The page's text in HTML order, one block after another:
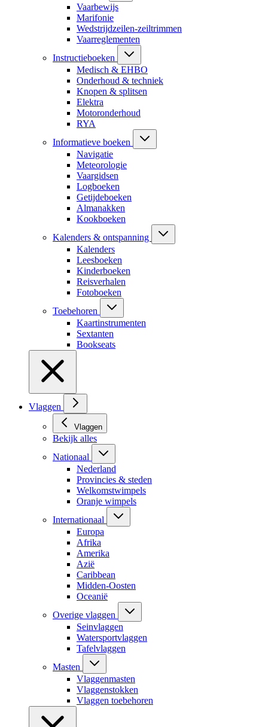
Vaarbewijs
Marifonie
Wedstrijdzeilen-zeiltrimmen
Vaarreglementen
Instructieboeken
Medisch & EHBO
Onderhoud & techniek
Knopen & splitsen
Elektra
Motoronderhoud
RYA
Informatieve boeken
Navigatie
Meteorologie
Vaargidsen
Logboeken
Getijdeboeken
Almanakken
Kookboeken
Kalenders & ontspanning
Kalenders
Leesboeken
Kinderboeken
Reisverhalen
Fotoboeken
Toebehoren
Kaartinstrumenten
Sextanten
Bookseats
Vlaggen
Vlaggen
Bekijk alles
Nationaal
Nederland
Provincies & steden
Welkomstwimpels
Oranje wimpels
Internationaal
Europa
Afrika
Amerika
Azië
Caribbean
Midden-Oosten
Oceanië
Overige vlaggen
Seinvlaggen
Watersportvlaggen
Tafelvlaggen
Masten
Vlaggenmasten
Vlaggenstokken
Vlaggen toebehoren